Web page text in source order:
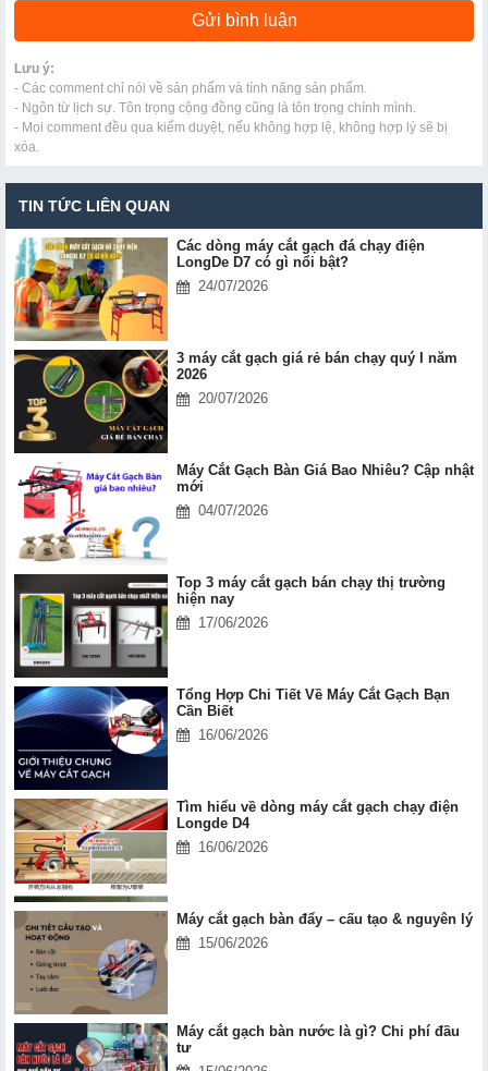
Lưu ý:
- Các comment chỉ nói về sản phẩm và tính năng sản phẩm.
- Ngôn từ lịch sự. Tôn trọng cộng đồng cũng là tôn trọng chính mình.
- Mọi comment đều qua kiểm duyệt, nếu không hợp lệ, không hợp lý sẽ bị
xóa.
TIN TỨC LIÊN QUAN
Các dòng máy cắt gạch đá chạy điện
LongDe D7 có gì nổi bật?
24/07/2026
3 máy cắt gạch giá rẻ bán chạy quý I năm
2026
20/07/2026
Máy Cắt Gạch Bàn Giá Bao Nhiêu? Cập nhật
mới
04/07/2026
Top 3 máy cắt gạch bán chạy thị trường
hiện nay
17/06/2026
Tổng Hợp Chi Tiết Về Máy Cắt Gạch Bạn
Cần Biết
16/06/2026
Tìm hiểu về dòng máy cắt gạch chạy điện
Longde D4
16/06/2026
Máy cắt gạch bàn đẩy – cấu tạo & nguyên lý
15/06/2026
Máy cắt gạch bàn nước là gì? Chi phí đầu
tư